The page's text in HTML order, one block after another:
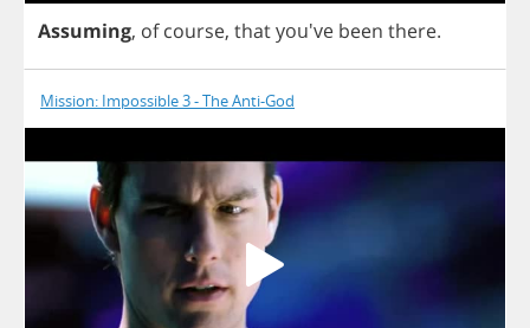
Assuming, of course, thatyou've been there.
Mission: Impossible 3 - The Anti-God